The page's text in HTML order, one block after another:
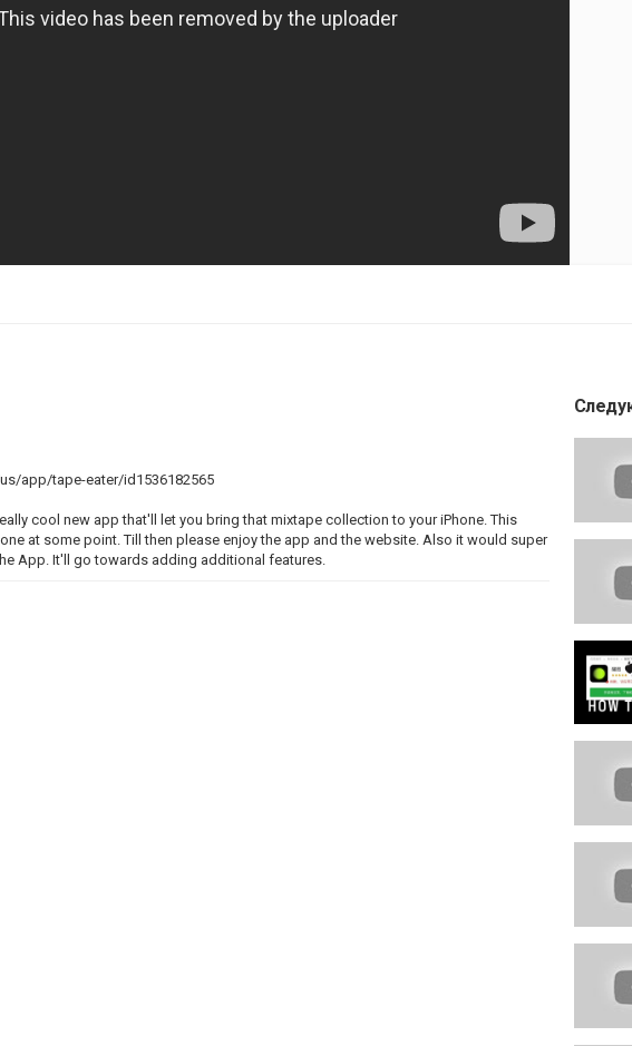
app/tape-eater/id1536182565
cool new app that'll let you bring that mixtape collection to your iPhone. This
at some point. Till then please enjoy the app and the website. Also it would super
App. It'll go towards adding additional features.
Would love any and all feedback!